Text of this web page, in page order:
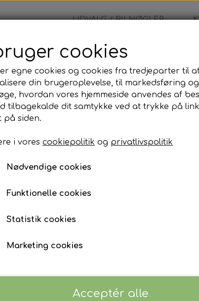
UDVALG / BILNØGLER
Nøgle cover
99,00 kr.
Nøgle cover
Lagerstatus:100 på lager
Antal
cookies
egne cookies og cookies fra tredjeparter til
din brugeroplevelse, til markedsføring
hvordan vores hjemmeside anvendes af
tilbagekalde dit samtykke ved at trykke på
på siden.
i vores cookiepolitik og privatlivspolitik
Nødvendige cookies
Funktionelle cookies
Statistik cookies
Marketing cookies
Acceptér alle